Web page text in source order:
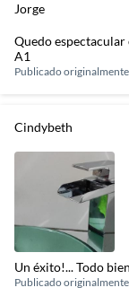
Jorge
Quedo espectacular
A1
Publicado
Cindybeth
Un éxito!... Todo bien
Publicado